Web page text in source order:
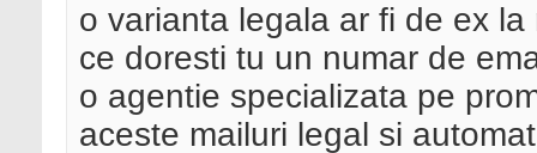
o varianta legala ar fi de ex
ce doresti tu un numar de
o agentie specializata pe
aceste mailuri legal si